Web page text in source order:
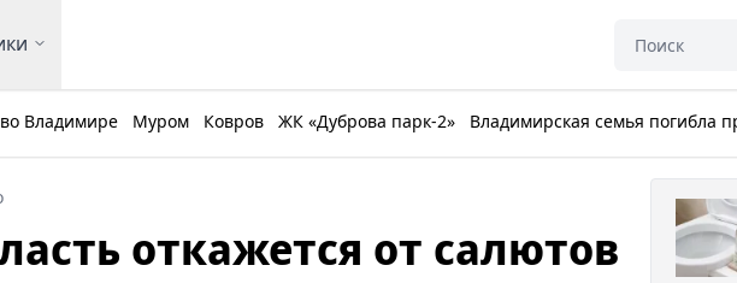
Владимире Муром Ковров ЖК «Дуброва парк-2» Владимирская семья погибла
откажется от салютов